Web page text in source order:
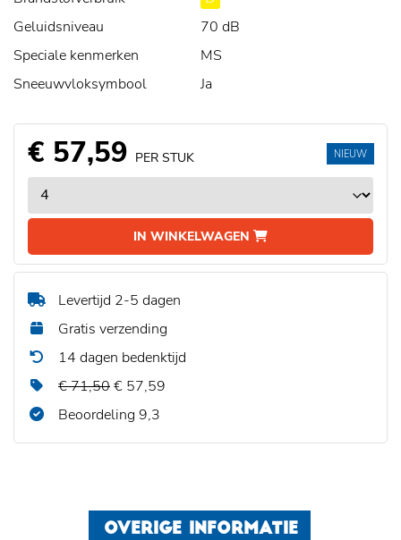
Geluidsniveau
70 dB
Speciale kenmerken
MS
Sneeuwvloksymbool
Ja
€ 57,59 PER STUK
IN WINKELWAGEN
NIEUW
Levertijd 2-5 dagen
Gratis verzending
14 dagen bedenktijd
€ 71,50€ 57,59
Beoordeling 9,3
OVERIGE INFORMATIE